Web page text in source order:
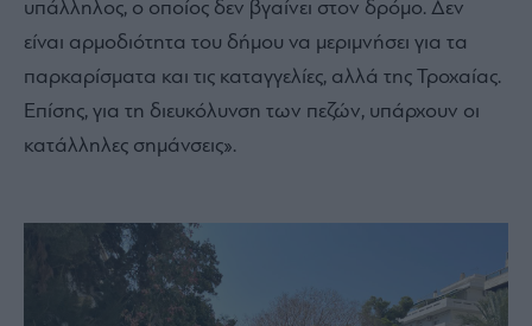
υπάλληλος, ο οποίος δεν βγαίνει στον δρόμο. Δεν
είναι αρμοδιότητα του δήμου να μεριμνήσει για τα
παρκαρίσματα και τις καταγγελίες, αλλά της Τροχαίας.
Επίσης, για τη διευκόλυνση των πεζών, υπάρχουν οι
κατάλληλες σημάνσεις».